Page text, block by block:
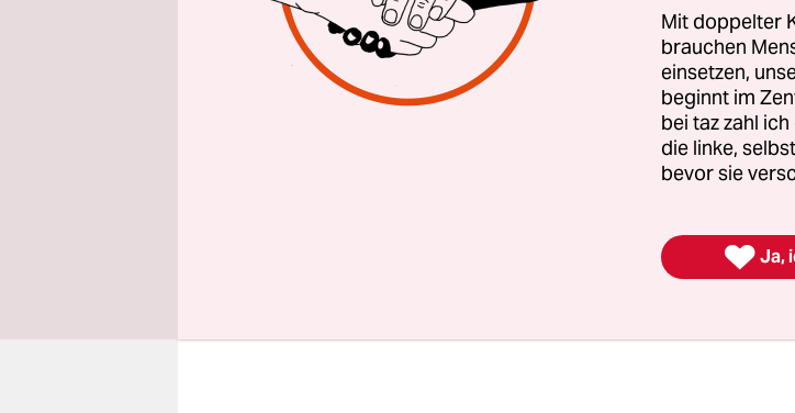
Das Ergebnis:1:0 (1:0)
Mit doppelter
brauchen
einsetzen,
beginnt im
bei taz zahl
die linke,
bevor sie
 Ja,